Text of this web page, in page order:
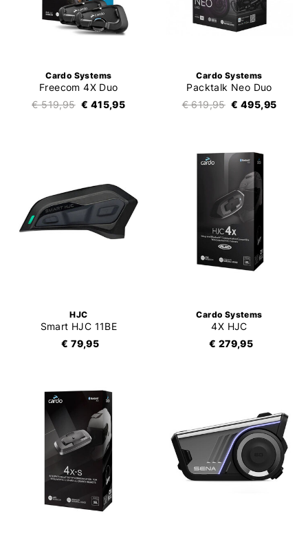
Cardo Systems
Freecom 4X Duo
€ 519,95 € 415,95
Cardo Systems
Packtalk Neo Duo
€ 619,95 € 495,95
HJC
Smart HJC 11BE
€ 79,95
Cardo Systems
4X HJC
€ 279,95